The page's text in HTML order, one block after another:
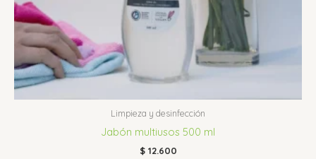
Limpieza y desinfección
Jabón multiusos 500 ml
$12.600